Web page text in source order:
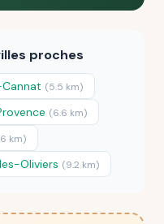
proches
(5.5 km)
(6.6 km)
km)
Oliviers (9.2 km)